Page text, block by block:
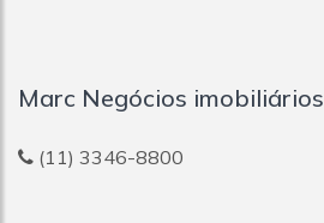
Marc Negócios imobiliários
(11) 3346-8800